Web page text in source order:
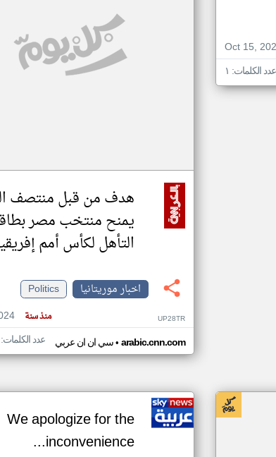
مصادر
Oct 15,
عدد الكلمات: ١
هدف من قبل منتصف
يمنح منتخب مصر
التأهل لكأس أمم إفريقيا
اخبار موريتانيا
Politics
منذ سنة UP28TR
سي ان ان عربي• arabic.cnn.com عدد الكلمات: ١١٤ ميديا: ١
We apologize for the
inconvenience...